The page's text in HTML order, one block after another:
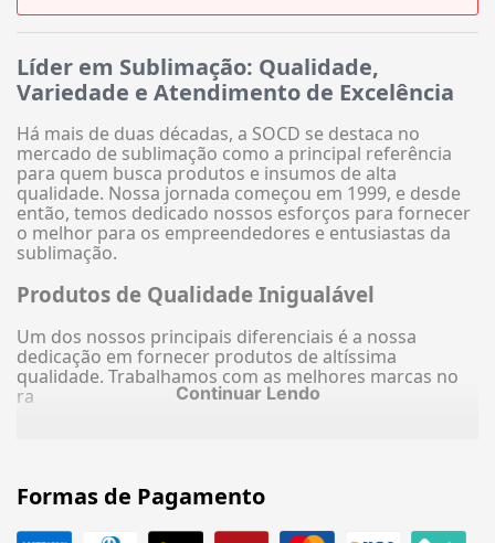
Líder em Sublimação: Qualidade,
Variedade e Atendimento de Excelência
Há mais de duas décadas, a SOCD se destaca no
mercado de sublimação como a principal referência
para quem busca produtos e insumos de alta
qualidade. Nossa jornada começou em 1999, e desde
então, temos dedicado nossos esforços para fornecer
o melhor para os empreendedores e entusiastas da
sublimação.
Produtos de Qualidade Inigualável
Um dos nossos principais diferenciais é a nossa
dedicação em fornecer produtos de altíssima
qualidade. Trabalhamos com as melhores marcas no
ra
Continuar Lendo
Formas de Pagamento